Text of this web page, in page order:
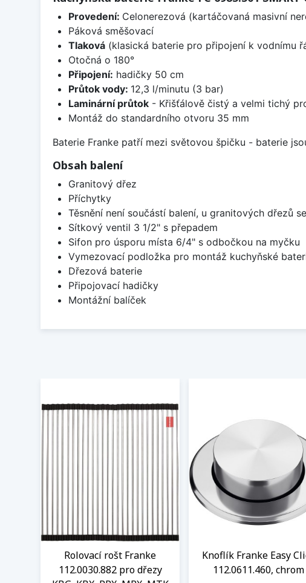
Provedení: Celonerezová (kartáčovaná masivní
Páková směšovací
Tlaková(klasická baterie pro připojení k vodnímu
Otočná o 180°
Připojení: hadičky 50 cm
Průtok vody: 12,3 l/minutu (3 bar)
Laminární průtok- Křišťálově čistý a velmi tichý
Montáž do standardního otvoru 35 mm
Baterie Franke patří mezi světovou špičku - baterie
Obsah balení
Granitový dřez
Příchytky
Těsnění není součástí balení, u granitových dřezů
Sítkový ventil 3 1/2" s přepadem
Sifon pro úsporu místa 6/4" s odbočkou na myčku
Vymezovací podložka pro montáž kuchyňské
Dřezová baterie
Připojovací hadičky
Montážní balíček
Rolovací rošt Franke
112.0030.882 pro dřezy
Knoflík Franke Easy
112.0611.460, chrom